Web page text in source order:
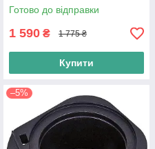
Готово до відправки
1 590 ₴ 1 775 ₴
Купити
–5%